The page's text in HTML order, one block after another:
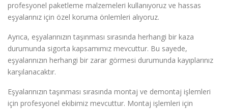
profesyonel paketleme malzemeleri kullanıyoruz ve hassas
eşyalarınız için özel koruma önlemleri alıyoruz.
Ayrıca, eşyalarınızın taşınması sırasında herhangi bir kaza
durumunda sigorta kapsamımız mevcuttur. Bu sayede,
eşyalarınızın herhangi bir zarar görmesi durumunda kayıplarınız
karşılanacaktır.
Eşyalarınızın taşınması sırasında montaj ve demontaj işlemleri
için profesyonel ekibimiz mevcuttur. Montaj işlemleri için